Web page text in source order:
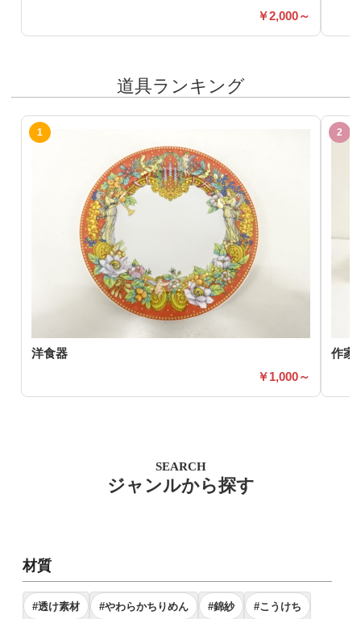
2,000～
道具ランキング
洋食器
1,000～
作家
SEARCH
ジャンルから探す
材質
#透け素材 #やわらかちりめん #錦紗 #こうけち